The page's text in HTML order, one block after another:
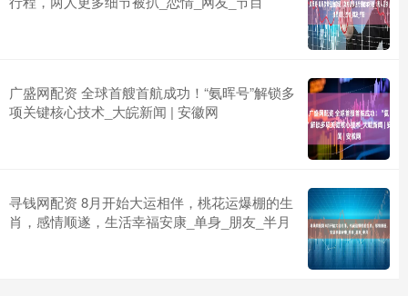
广盛网配资 全球首艘首航成功！“氨晖号”解锁多
项关键核心技术_大皖新闻 | 安徽网
寻钱网配资 8月开始大运相伴，桃花运爆棚的生
肖，感情顺遂，生活幸福安康_单身_朋友_半月